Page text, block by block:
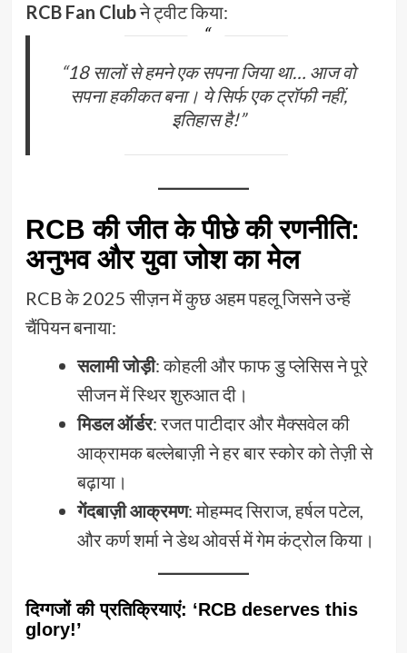
RCB Fan Clubने ट्वीट किया:
“18 सालों से हमने एक सपना जिया था… आज वो
सपना हकीकत बना। ये सिर्फ एक ट्रॉफी नहीं,
इतिहास है!”
RCB की जीत के पीछे की रणनीति:
अनुभव और युवा जोश का मेल
RCB के 2025 सीज़न में कुछ अहम पहलू जिसने उन्हें
चैंपियन बनाया:
सलामी जोड़ी: कोहली और फाफ डु प्लेसिस ने पूरे
सीजन में स्थिर शुरुआत दी।
मिडल ऑर्डर: रजत पाटीदार और मैक्सवेल की
आक्रामक बल्लेबाज़ी ने हर बार स्कोर को तेज़ी से
बढ़ाया।
गेंदबाज़ी आक्रमण: मोहम्मद सिराज, हर्षल पटेल,
और कर्ण शर्मा ने डेथ ओवर्स में गेम कंट्रोल किया।
दिग्गजों की प्रतिक्रियाएं: ‘RCB deserves this
glory!’